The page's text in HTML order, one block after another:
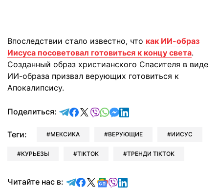
Впоследствии стало известно, что как ИИ-образ
Иисуса посоветовал готовиться к концу света.
Созданный образ христианского Спасителя в виде
ИИ-образа призвал верующих готовиться к
Апокалипсису.
Поделиться: отправить в Telegram
поделиться в Facebook
поделиться в X
отправить в Viber
отправить в Whatsapp
отправить в Messenger
отправить в LinkedIn
Теги: МЕКСИКА ВЕРУЮЩИЕ ИИСУС
КУРЬЕЗЫ TIKTOK ТРЕНДИ TIKTOK
Читайте нас в: Читайте в Telegram
Читайте в Facebook
Читайте в X
Читайте в Google news
Читайте в Viber
Читайте в LinkedIn